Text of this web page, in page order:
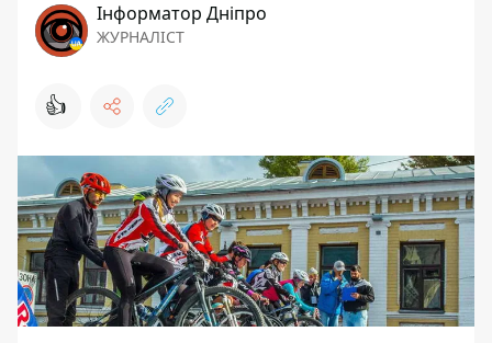
Інформатор Дніпро
ЖУРНАЛІСТ
👍